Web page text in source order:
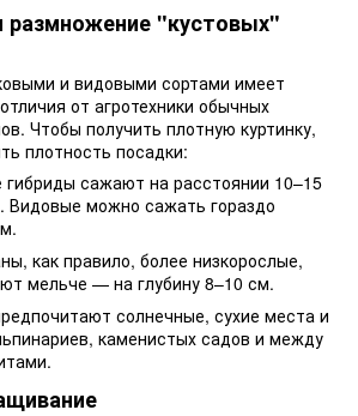
размножение "кустовых"
и видовыми сортами имеет
от агротехники обычных
Чтобы получить плотную куртинку,
плотность посадки:
сажают на расстоянии 10–15
Видовые можно сажать гораздо
как правило, более низкорослые,
мельче — на глубину 8–10 см.
солнечные, сухие места и
каменистых садов и между